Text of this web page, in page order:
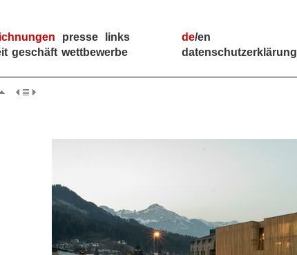
presse
links
geschäft wettbewerbe
de/en
datenschutzerklärung